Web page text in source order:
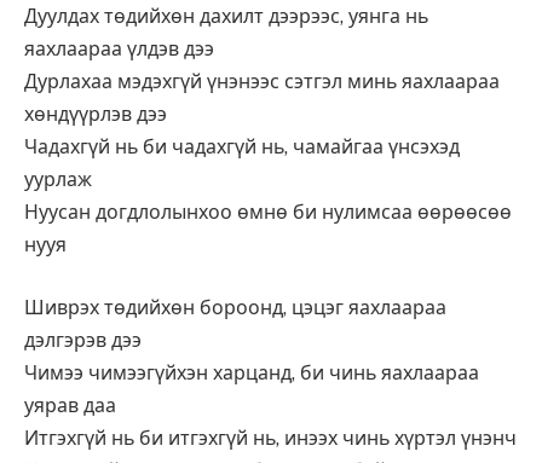
Дуулдах төдийхөн дахилт дээрээс, уянга нь
яахлаараа үлдэв дээ
Дурлахаа мэдэхгүй үнэнээс сэтгэл минь яахлаараа
хөндүүрлэв дээ
Чадахгүй нь би чадахгүй нь, чамайгаа үнсэхэд
уурлаж
Нуусан догдлолынхоо өмнө би нулимсаа өөрөөсөө
нууя
Шиврэх төдийхөн бороонд, цэцэг яахлаараа
дэлгэрэв дээ
Чимээ чимээгүйхэн харцанд, би чинь яахлаараа
уярав даа
Итгэхгүй нь би итгэхгүй нь, инээх чинь хүртэл үнэнч